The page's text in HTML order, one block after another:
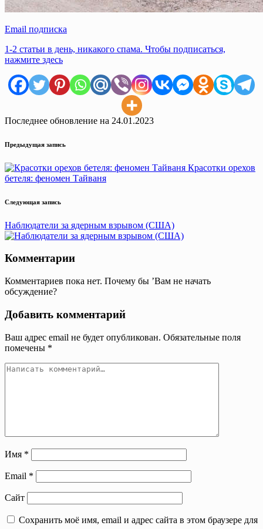
Email подписка
1-2 статьи в день, никакого спама. Чтобы подписаться,
нажмите здесь
Последнее обновление на 24.01.2023
Навигация
записи
Предыдущая запись
Красотки орехов
бетеля: феномен Тайваня
Следующая запись
Наблюдатели за ядерным взрывом (США)
Комментарии
Комментариев пока нет. Почему бы ’Вам не начать
обсуждение?
Добавить комментарий
Ваш адрес email не будет опубликован. Обязательные поля
помечены *
Имя *
Email *
Сайт
Сохранить моё имя, email и адрес сайта в этом браузере для